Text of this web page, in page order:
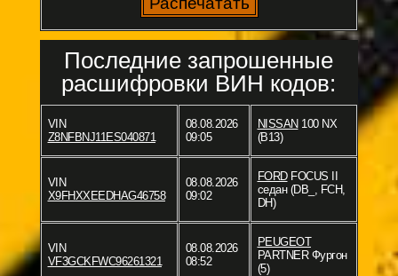
Последние запрошенные
расшифровки ВИН кодов:
VIN
Z8NFBNJ11ES040871
08.08.2026
09:05
NISSAN100 NX
(B13)
VIN
X9FHXXEEDHAG46758
08.08.2026
09:02
FORDFOCUS II
седан (DB_, FCH,
DH)
VIN
VF3GCKFWC96261321
08.08.2026
08:52
PEUGEOT
PARTNER Фургон
(5)